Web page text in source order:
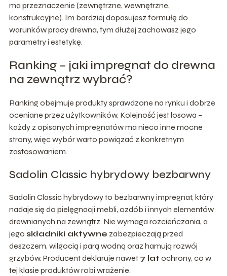
ma przeznaczenie (zewnętrzne, wewnętrzne,
konstrukcyjne). Im bardziej dopasujesz formułę do
warunków pracy drewna, tym dłużej zachowasz jego
parametry i estetykę.
Ranking – jaki impregnat do drewna
na zewnątrz wybrać?
Ranking obejmuje produkty sprawdzone na rynku i dobrze
oceniane przez użytkowników. Kolejność jest losowa –
każdy z opisanych impregnatów ma nieco inne mocne
strony, więc wybór warto powiązać z konkretnym
zastosowaniem.
Sadolin Classic hybrydowy bezbarwny
Sadolin Classic hybrydowy to bezbarwny impregnat, który
nadaje się do pielęgnacji mebli, ozdób i innych elementów
drewnianych na zewnątrz. Nie wymaga rozcieńczania, a
jego składniki aktywne zabezpieczają przed
deszczem, wilgocią i parą wodną oraz hamują rozwój
grzybów. Producent deklaruje nawet 7 lat ochrony, co w
tej klasie produktów robi wrażenie.